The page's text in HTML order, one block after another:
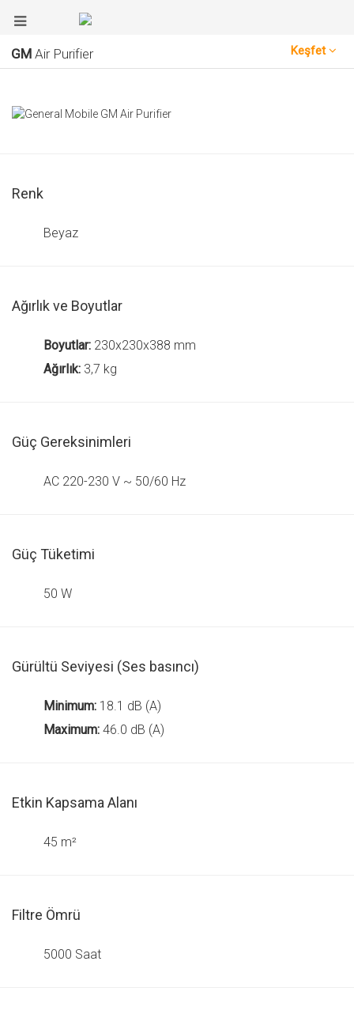
Keşfet
GM Air Purifier
Renk
Beyaz
Ağırlık ve Boyutlar
Boyutlar: 230x230x388 mm
Ağırlık: 3,7 kg
Güç Gereksinimleri
AC 220-230 V ~ 50/60 Hz
Güç Tüketimi
50 W
Gürültü Seviyesi (Ses basıncı)
Minimum: 18.1 dB (A)
Maximum: 46.0 dB (A)
Etkin Kapsama Alanı
45 m²
Filtre Ömrü
5000 Saat